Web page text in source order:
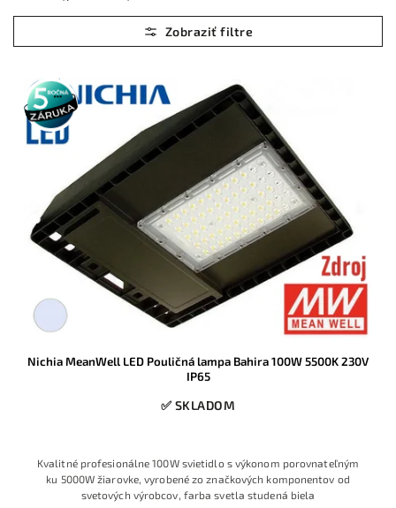
Najlacnejšie
Najdrahšie
Abecedne
5 rokov
záruka
Nichia MeanWell LED Pouličná lampa Bahira 100W 5500K 230V
IP65
✅ SKLADOM
Kvalitné profesionálne 100W svietidlo s výkonom porovnateľným
ku 5000W žiarovke, vyrobené zo značkových komponentov od
svetových výrobcov, farba svetla studená biela